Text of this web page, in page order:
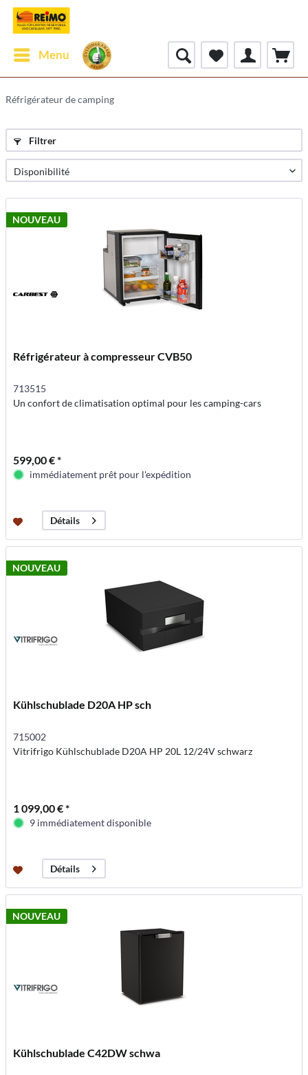
Menu
Réfrigérateur de camping
Filtrer
NOUVEAU
Réfrigérateur à compresseur CVB50
713515
Un confort de climatisation optimal pour les camping-cars
599,00 € *
immédiatement prêt pour l'expédition
Détails
NOUVEAU
Kühlschublade D20A HP sch
715002
Vitrifrigo Kühlschublade D20A HP 20L 12/24V schwarz
1 099,00 € *
9 immédiatement disponible
Détails
NOUVEAU
Kühlschublade C42DW schwa